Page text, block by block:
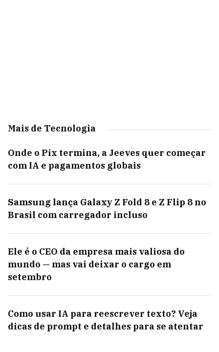
Mais de Tecnologia
Onde o Pix termina, a Jeeves quer começar
com IA e pagamentos globais
Samsung lança Galaxy Z Fold 8 e Z Flip 8 no
Brasil com carregador incluso
Ele é o CEO da empresa mais valiosa do
mundo — mas vai deixar o cargo em
setembro
Como usar IA para reescrever texto? Veja
dicas de prompt e detalhes para se atentar